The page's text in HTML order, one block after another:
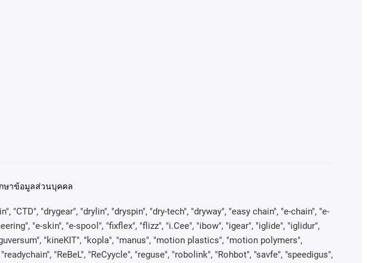
ษาข้อมูลส่วนบุคคล
"drygear", "drylin", "dryspin", "dry-tech", "dryway", "easy chain", "e-chain", "e-
"e-skin", "e-spool", "fixflex", "flizz", "i.Cee", "ibow", "igear", "iglide", "iglidur",
"kineKIT", "kopla", "manus", "motion plastics", "motion polymers",
"ReBeL", "ReCyycle", "reguse", "robolink", "Rohbot", "savfe", "speedigus",